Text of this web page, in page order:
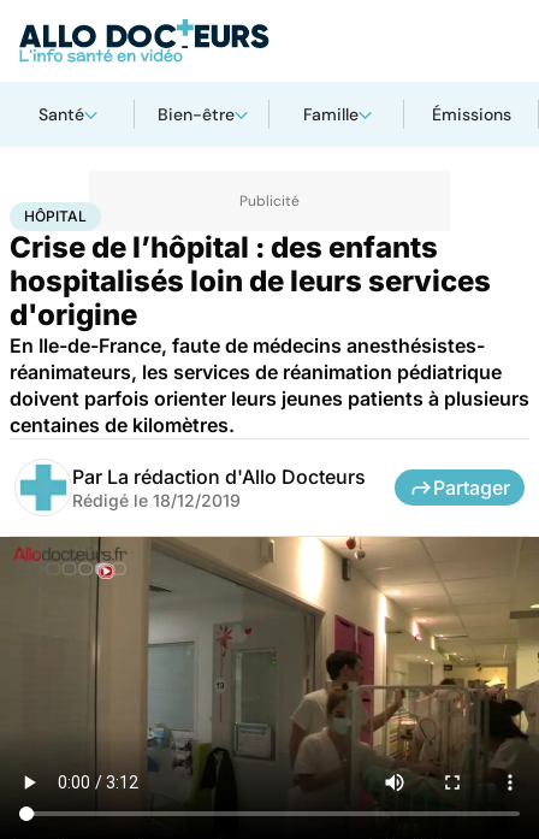
Santé Bien-être Famille Émissions
AccueilSanté
HÔPITAL
Crise de l’hôpital : des enfants
hospitalisés loin de leurs services
d'origine
En Ile-de-France, faute de médecins anesthésistes-
réanimateurs, les services de réanimation pédiatrique
doivent parfois orienter leurs jeunes patients à plusieurs
centaines de kilomètres.
Par La rédaction d'Allo Docteurs
Rédigé le 18/12/2019
Partager